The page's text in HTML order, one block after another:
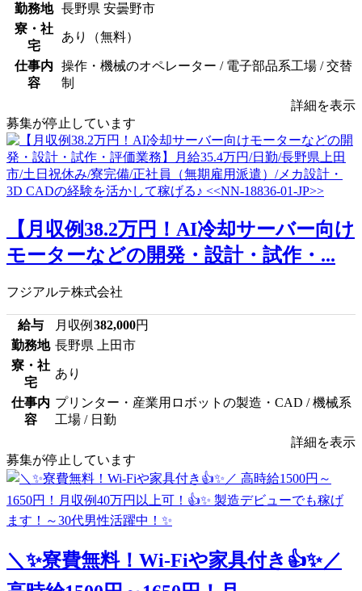
勤務地
長野県 安曇野市
寮・社
宅
あり（無料）
仕事内
容
操作・機械のオペレーター / 電子部品系工場 / 交替
制
詳細を表示
募集が停止しています
【月収例38.2万円！AI冷却サーバー向け
モーターなどの開発・設計・試作・...
フジアルテ株式会社
給与 月収例 382,000円
勤務地 長野県 上田市
寮・社
宅
あり
仕事内
容
プリンター・産業用ロボットの製造・CAD / 機械系
工場 / 日勤
詳細を表示
募集が停止しています
＼✨寮費無料！Wi-Fiや家具付き👍✨／